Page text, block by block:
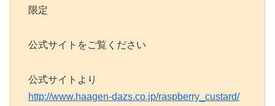
限定
公式サイトをご覧ください
公式サイトより
http://www.haagen-dazs.co.jp/raspberry_custard/